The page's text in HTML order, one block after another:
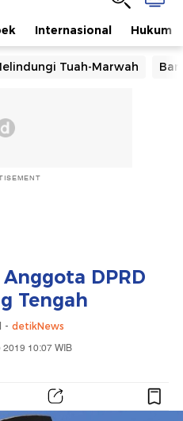
Internasional Hukum
Tuah-Marwah
DPRD
Tengah
- detikNews
10:07 WIB